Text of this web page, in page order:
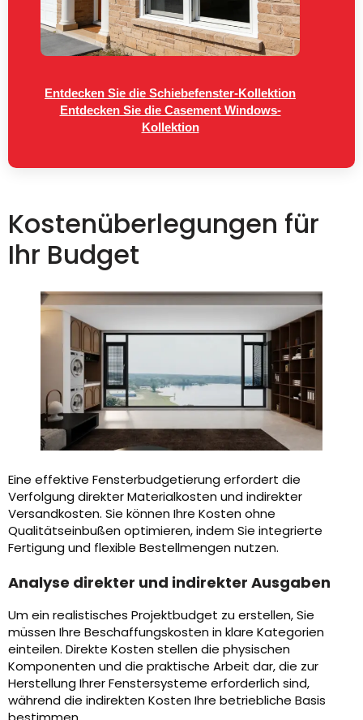
Entdecken Sie die Schiebefenster-Kollektion
Entdecken Sie die Casement Windows-
Kollektion
Kostenüberlegungen für
Ihr Budget
Eine effektive Fensterbudgetierung erfordert die
Verfolgung direkter Materialkosten und indirekter
Versandkosten. Sie können Ihre Kosten ohne
Qualitätseinbußen optimieren, indem Sie integrierte
Fertigung und flexible Bestellmengen nutzen.
Analyse direkter und indirekter Ausgaben
Um ein realistisches Projektbudget zu erstellen, Sie
müssen Ihre Beschaffungskosten in klare Kategorien
einteilen. Direkte Kosten stellen die physischen
Komponenten und die praktische Arbeit dar, die zur
Herstellung Ihrer Fenstersysteme erforderlich sind,
während die indirekten Kosten Ihre betriebliche Basis